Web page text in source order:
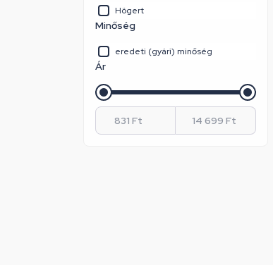
Högert
Minőség
eredeti (gyári) minőség
Ár